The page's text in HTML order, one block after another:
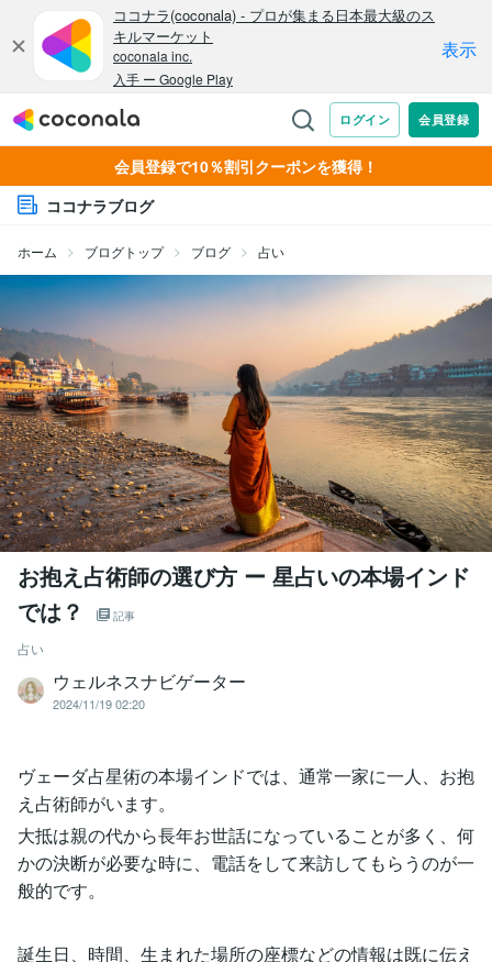
会員登録で10％割引クーポンを獲得！
ココナラブログ
ホーム ブログトップ ブログ 占い
お抱え占術師の選び方 ー 星占いの本場インド
では？
記事
占い
ウェルネスナビゲーター
2024/11/19 02:20
ヴェーダ占星術の本場インドでは、通常一家に一人、お抱
え占術師がいます。
大抵は親の代から長年お世話になっていることが多く、何
かの決断が必要な時に、電話をして来訪してもらうのが一
般的です。
誕生日、時間、生まれた場所の座標などの情報は既に伝え